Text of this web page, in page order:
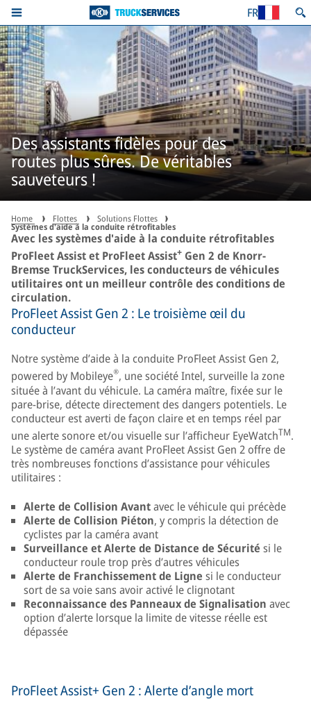
FR
Des assistants fidèles pour des
routes plus sûres. De véritables
sauveteurs !
Home Flottes Solutions Flottes
Systèmes d'aide à la conduite rétrofitables
Avec les systèmes d'aide à la conduite rétrofitables
ProFleet Assist et ProFleet Assist+ Gen 2 de Knorr-
Bremse TruckServices, les conducteurs de véhicules
utilitaires ont un meilleur contrôle des conditions de
circulation.
ProFleet Assist Gen 2 : Le troisième œil du
conducteur
Notre système d’aide à la conduite ProFleet Assist Gen 2,
powered by Mobileye®, une société Intel, surveille la zone
située à l’avant du véhicule. La caméra maître, fixée sur le
pare-brise, détecte directement des dangers potentiels. Le
conducteur est averti de façon claire et en temps réel par
une alerte sonore et/ou visuelle sur l’afficheur EyeWatchTM.
Le système de caméra avant ProFleet Assist Gen 2 offre de
très nombreuses fonctions d’assistance pour véhicules
utilitaires :
Alerte de Collision Avantavec le véhicule qui précède
Alerte de Collision Piéton, y compris la détection de
cyclistes par la caméra avant
Surveillance et Alerte de Distance de Sécurité si le
conducteur roule trop près d’autres véhicules
Alerte de Franchissement de Ligne si le conducteur
sort de sa voie sans avoir activé le clignotant
Reconnaissance des Panneaux de Signalisation avec
option d’alerte lorsque la limite de vitesse réelle est
dépassée
ProFleet Assist+ Gen 2 : Alerte d’angle mort